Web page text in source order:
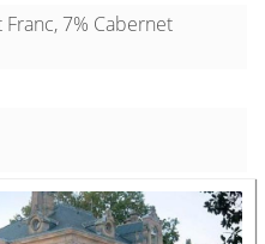
7% Cabernet